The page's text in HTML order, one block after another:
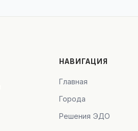
НАВИГАЦИЯ
Главная
Города
Решения ЭДО